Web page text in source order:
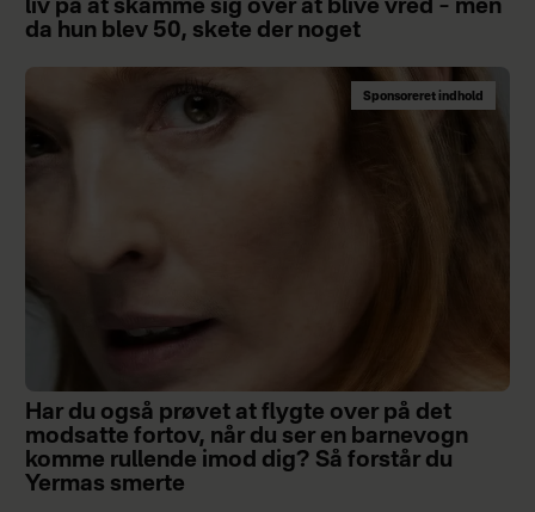
liv på at skamme sig over at blive vred – men
da hun blev 50, skete der noget
Sponsoreret indhold
Har du også prøvet at flygte over på det
modsatte fortov, når du ser en barnevogn
komme rullende imod dig? Så forstår du
Yermas smerte